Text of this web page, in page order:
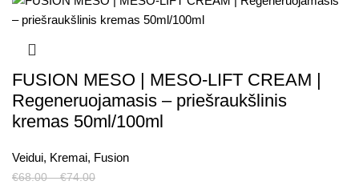
FUSION MESO | MESO-LIFT CREAM |
Regeneruojamasis – priešraukšlinis
kremas 50ml/100ml
Veidui, Kremai, Fusion
€68.00 – €74.00